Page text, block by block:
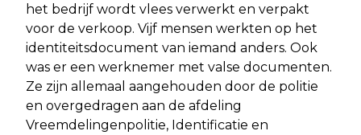
het bedrijf wordt vlees verwerkt en verpakt
voor de verkoop. Vijf mensen werkten op het
identiteitsdocument van iemand anders. Ook
was er een werknemer met valse documenten.
Ze zijn allemaal aangehouden door de politie
en overgedragen aan de afdeling
Vreemdelingenpolitie, Identificatie en